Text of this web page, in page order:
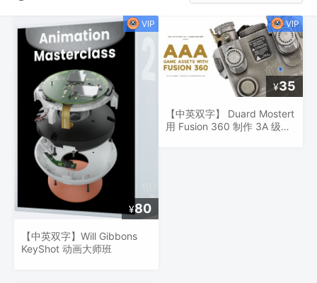
¥80
【中英双字】Will Gibbons
KeyShot 动画大师班
¥35
【中英双字】 Duard Mostert
用 Fusion 360 制作 3A 级别